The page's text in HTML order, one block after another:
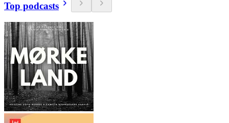
Top podcasts